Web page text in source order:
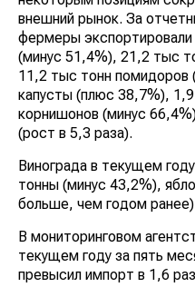
внешний рынок. За
фермеры
(минус 51,4%), 21,2 тыс
11,2 тыс тонн
капусты (плюс 38,7%),
корнишонов (минус
(рост в 5,3 раза).
Винограда в текущем
тонны (минус 43,2%),
больше, чем годом
В мониторинговом
текущем году за пять
превысил импорт в 1,6